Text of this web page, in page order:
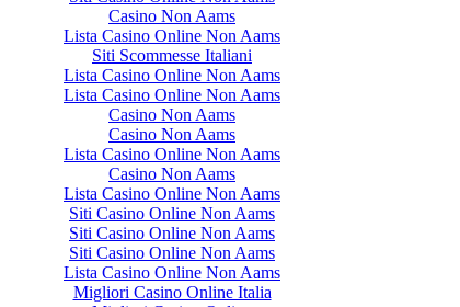
Casino Non Aams
Lista Casino Online Non Aams
Siti Scommesse Italiani
Lista Casino Online Non Aams
Lista Casino Online Non Aams
Casino Non Aams
Casino Non Aams
Lista Casino Online Non Aams
Casino Non Aams
Lista Casino Online Non Aams
Siti Casino Online Non Aams
Siti Casino Online Non Aams
Siti Casino Online Non Aams
Lista Casino Online Non Aams
Migliori Casino Online Italia